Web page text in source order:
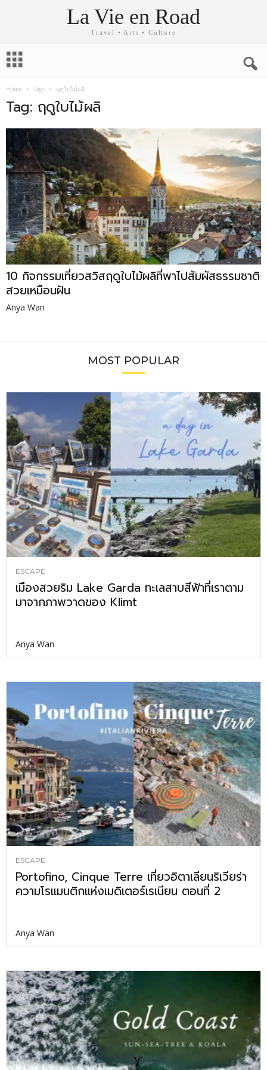
La Vie en Road
Travel • Arts • Culture
Home Tags ฤดูใบไม้ผลิ
Tag: ฤดูใบไม้ผลิ
10 กิจกรรมเที่ยวสวิสฤดูใบไม้ผลิที่พาไปสัมผัสธรรมชาติ
สวยเหมือนฝัน
Anya Wan
MOST POPULAR
ESCAPE
เมืองสวยริม Lake Garda ทะเลสาบสีฟ้าที่เราตาม
มาจากภาพวาดของ Klimt
Anya Wan
ESCAPE
Portofino, Cinque Terre เที่ยวอิตาเลียนริเวียร่า
ความโรแมนติกแห่งเมดิเตอร์เรเนียน ตอนที่ 2
Anya Wan